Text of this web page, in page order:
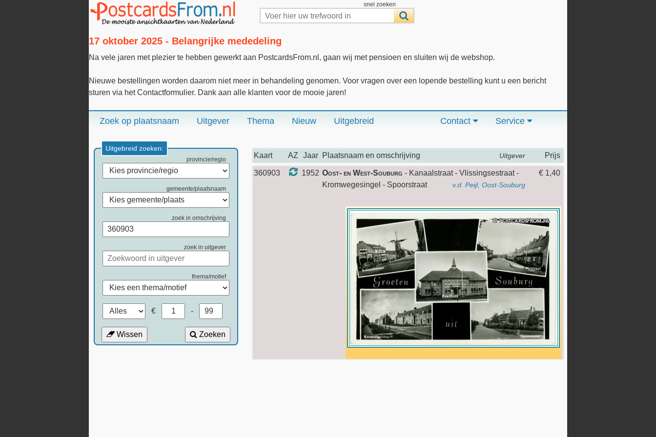
snel zoeken
17 oktober 2025 - Belangrijke mededeling
Na vele jaren met plezier te hebben gewerkt aan PostcardsFrom.nl, gaan wij met pensioen en sluiten wij de webshop.
Nieuwe bestellingen worden daarom niet meer in behandeling genomen. Voor vragen over een lopende bestelling kunt u een bericht
sturen via het Contactformulier. Dank aan alle klanten voor de mooie jaren!
Zoek op plaatsnaam Uitgever Thema Nieuw Uitgebreid Service
Contact
Uitgebreid zoeken:
provincie/regio
gemeente/plaatsnaam
zoek in omschrijving
zoek in uitgever
thema/motief
€ -
Wissen Zoeken
Kaart AZ Jaar Plaatsnaam en omschrijving Uitgever Prijs
360903 1952 Oost- en West-Souburg - Kanaalstraat - Vlissingsestraat -
Kromwegesingel - Spoorstraat
v.d. Peijl, Oost-Souburg
€ 1,40